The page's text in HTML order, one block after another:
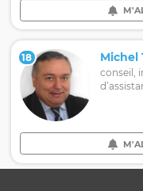
18 Michel
conseil,